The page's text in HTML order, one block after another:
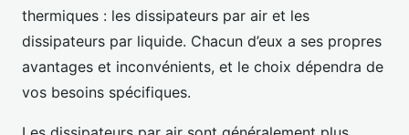
thermiques : les dissipateurs par air et les
dissipateurs par liquide. Chacun d’eux a ses propres
avantages et inconvénients, et le choix dépendra de
vos besoins spécifiques.